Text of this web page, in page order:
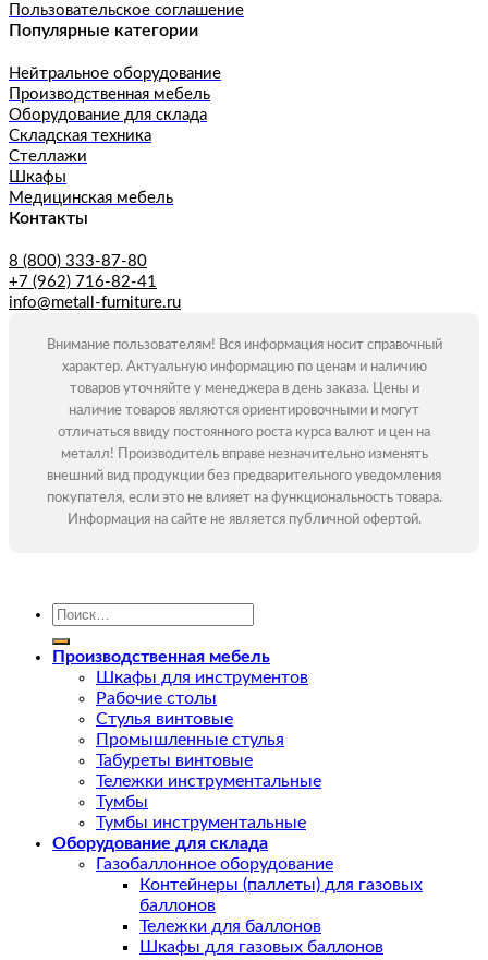
Пользовательское соглашение
Популярные категории
Нейтральное оборудование
Производственная мебель
Оборудование для склада
Складская техника
Стеллажи
Шкафы
Медицинская мебель
Контакты
8 (800) 333-87-80
+7 (962) 716-82-41
info@metall-furniture.ru
Внимание пользователям! Вся информация носит справочный
характер. Актуальную информацию по ценам и наличию
товаров уточняйте у менеджера в день заказа. Цены и
наличие товаров являются ориентировочными и могут
отличаться ввиду постоянного роста курса валют и цен на
металл! Производитель вправе незначительно изменять
внешний вид продукции без предварительного уведомления
покупателя, если это не влияет на функциональность товара.
Информация на сайте не является публичной офертой.
Искать:
Производственная мебель
Шкафы для инструментов
Рабочие столы
Стулья винтовые
Промышленные стулья
Табуреты винтовые
Тележки инструментальные
Тумбы
Тумбы инструментальные
Оборудование для склада
Газобаллонное оборудование
Контейнеры (паллеты) для газовых
баллонов
Тележки для баллонов
Шкафы для газовых баллонов